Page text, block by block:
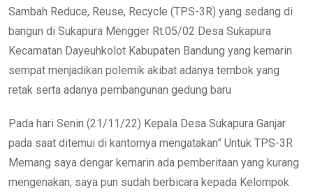
Sambah Reduce, Reuse, Recycle (TPS-3R) yang sedang di
bangun di Sukapura Mengger Rt.05/02 Desa Sukapura
Kecamatan Dayeuhkolot Kabupaten Bandung yang kemarin
sempat menjadikan polemik akibat adanya tembok yang
retak serta adanya pembangunan gedung baru
Pada hari Senin (21/11/22) Kepala Desa Sukapura Ganjar
pada saat ditemui di kantornya mengatakan” Untuk TPS-3R
Memang saya dengar kemarin ada pemberitaan yang kurang
mengenakan, saya pun sudah berbicara kepada Kelompok